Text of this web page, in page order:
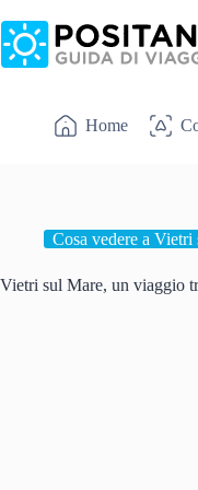
al
contenuto
Home
Cosa vedere a Vietri
Vietri sul Mare, un viaggio